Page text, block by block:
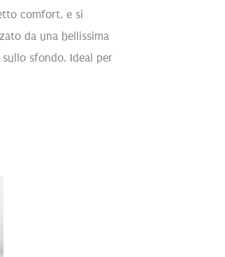
comfort, e si
da una bellissima
sfondo. Ideal per